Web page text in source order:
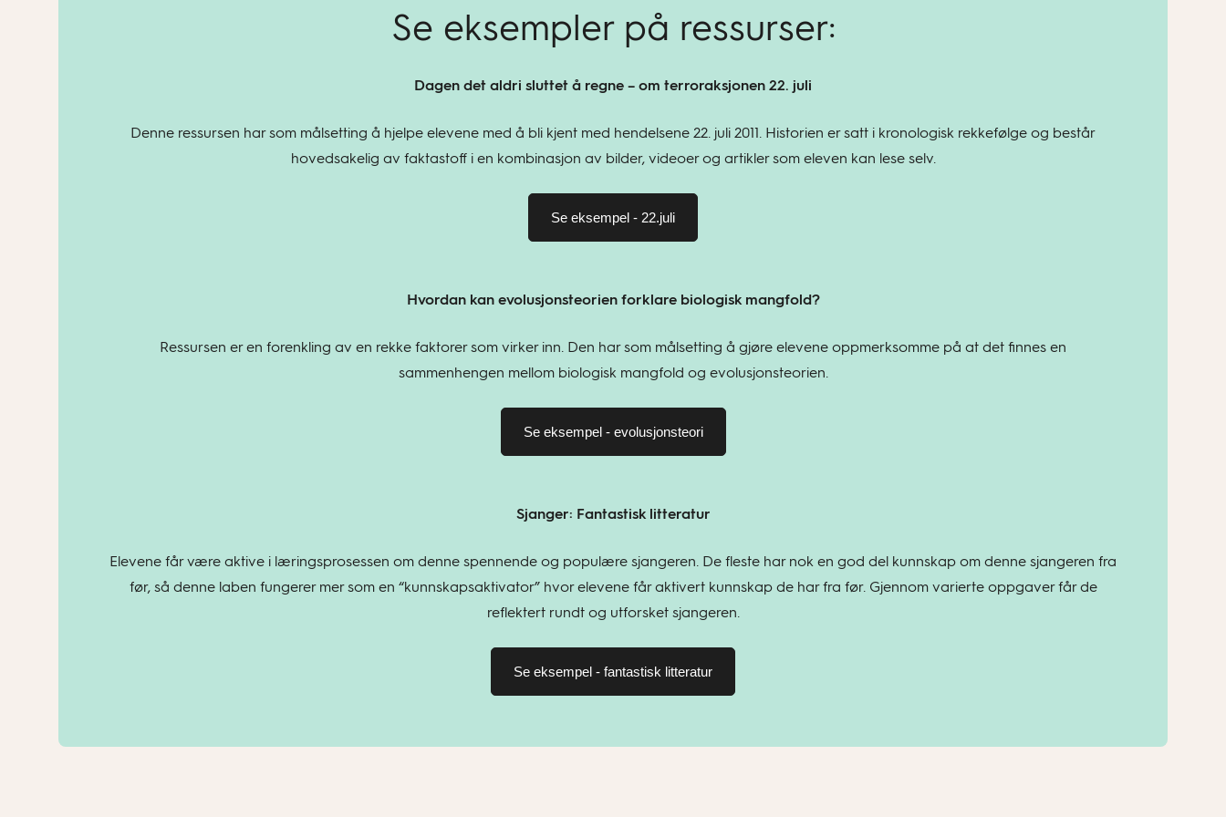
Se eksempler på ressurser:
Dagen det aldri sluttet å regne – om terroraksjonen 22. juli
Denne ressursen har som målsetting å hjelpe elevene med å bli kjent med hendelsene 22. juli 2011. Historien er satt i kronologisk rekkefølge og består
hovedsakelig av faktastoff i en kombinasjon av bilder, videoer og artikler som eleven kan lese selv.
Se eksempel - 22.juli
Hvordan kan evolusjonsteorien forklare biologisk mangfold?
Ressursen er en forenkling av en rekke faktorer som virker inn. Den har som målsetting å gjøre elevene oppmerksomme på at det finnes en
sammenhengen mellom biologisk mangfold og evolusjonsteorien.
Se eksempel - evolusjonsteori
Sjanger: Fantastisk litteratur
Elevene får være aktive i læringsprosessen om denne spennende og populære sjangeren. De fleste har nok en god del kunnskap om denne sjangeren fra
før, så denne laben fungerer mer som en “kunnskapsaktivator” hvor elevene får aktivert kunnskap de har fra før. Gjennom varierte oppgaver får de
reflektert rundt og utforsket sjangeren.
Se eksempel - fantastisk litteratur